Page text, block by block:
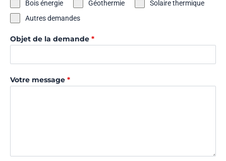
Bois énergie Géothermie
Solaire thermique
Autres demandes
Objet de la demande *
Votre message *